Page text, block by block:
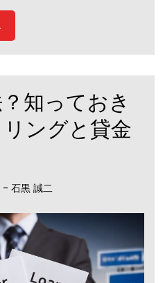
知っておき
ングと貸金
- 石黒 誠二